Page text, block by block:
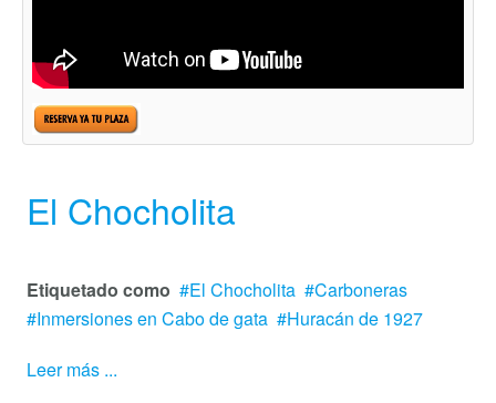
El Chocholita
Etiquetado como El Chocholita
Carboneras
Inmersiones en Cabo de gata
Huracán de 1927
Leer más ...